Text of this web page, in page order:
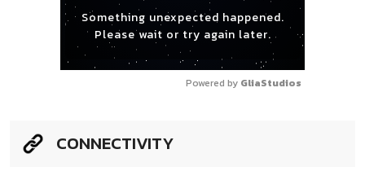
Something unexpected happened.
Please wait or try again later.
Powered by GliaStudios
CONNECTIVITY